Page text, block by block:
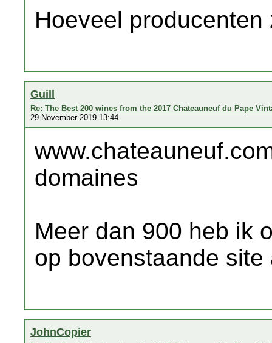
Hoeveel
Guill
Re: The Best 200 wines from the 2017 Chateauneuf du Pape
29 November 2019 13:44
domaines
Meer dan 900 heb ik
op bovenstaande
JohnCopier